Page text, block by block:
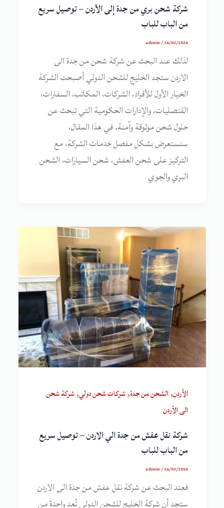
شركة شحن بري من جدة إلى الأردن – توصيل سريع
من الباب للباب
admin/26/03/2026
لذلك عند البحث عن شركة شحن من جدة الى
الاردن ستجد الخليج للشحن الدولي أصبحت الشركة
الخيار الأول للأفراد، الشركات، المكاتب، السفارات،
القنصليات، والإدارات الحكومية التي تبحث عن
حلول شحن موثوقة وآمنة. في هذا المقال،
سنستعرض بشكل مفصل خدمات الشركة، مع
التركيز على شحن العفش، شحن السيارات، الشحن
البري والجوي
الأردن, الشحن من جدة,شركات شحن دولي,شركة شحن
الى الأردن
شركة نقل عفش من جدة الي الاردن – توصيل سريع
من الباب للباب
admin/26/03/2026
فعند البحث عن شركة نقل عفش من جدة الى الاردن
ستجد أن شركة الخليج للشحن الدولي تُعد واحدة من